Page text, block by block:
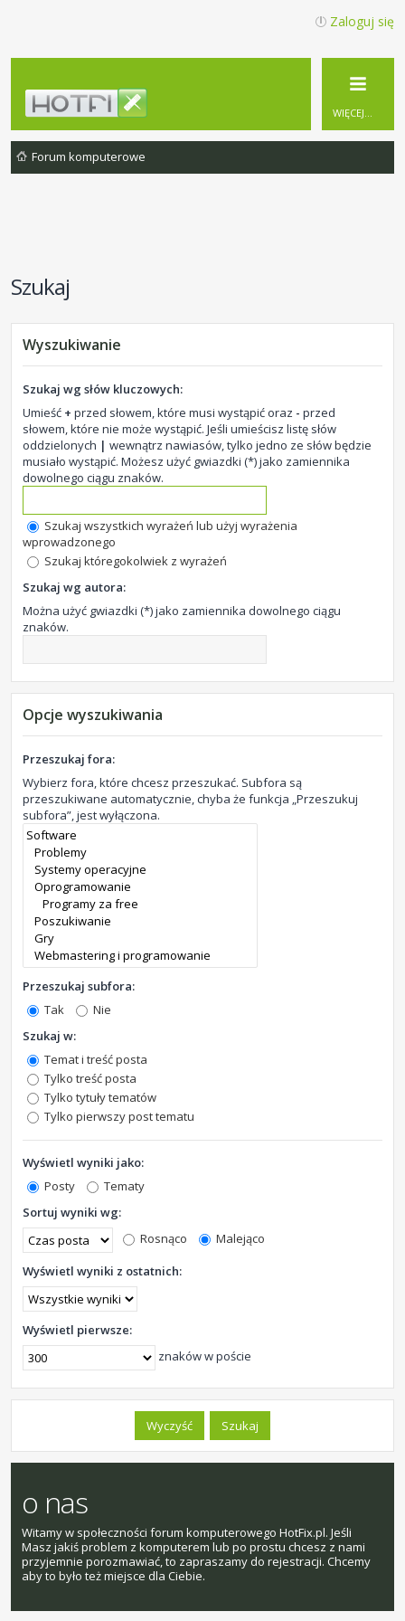
Zaloguj się
WIĘCEJ…
Forum komputerowe
Szukaj
Wyszukiwanie
Szukaj wg słów kluczowych:
Umieść + przed słowem, które musi wystąpić oraz - przed
słowem, które nie może wystąpić. Jeśli umieścisz listę słów
oddzielonych | wewnątrz nawiasów, tylko jedno ze słów będzie
musiało wystąpić. Możesz użyć gwiazdki (*) jako zamiennika
dowolnego ciągu znaków.
Szukaj wszystkich wyrażeń lub użyj wyrażenia
wprowadzonego
Szukaj któregokolwiek z wyrażeń
Szukaj wg autora:
Można użyć gwiazdki (*) jako zamiennika dowolnego ciągu
znaków.
Opcje wyszukiwania
Przeszukaj fora:
Wybierz fora, które chcesz przeszukać. Subfora są
przeszukiwane automatycznie, chyba że funkcja „Przeszukuj
subfora”, jest wyłączona.
Przeszukaj subfora:
Tak
Nie
Szukaj w:
Temat i treść posta
Tylko treść posta
Tylko tytuły tematów
Tylko pierwszy post tematu
Wyświetl wyniki jako:
Posty
Tematy
Sortuj wyniki wg:
Rosnąco
Malejąco
Wyświetl wyniki z ostatnich:
Wyświetl pierwsze:
znaków w poście
o nas
Witamy w społeczności forum komputerowego HotFix.pl. Jeśli
Masz jakiś problem z komputerem lub po prostu chcesz z nami
przyjemnie porozmawiać, to zapraszamy do rejestracji. Chcemy
aby to było też miejsce dla Ciebie.